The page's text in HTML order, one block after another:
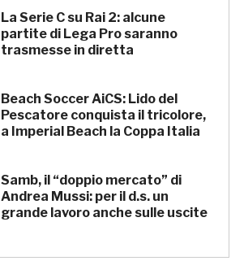
La Serie C su Rai 2: alcune
partite di Lega Pro saranno
trasmesse in diretta
Beach Soccer AiCS: Lido del
Pescatore conquista il tricolore,
a Imperial Beach la Coppa Italia
Samb, il “doppio mercato” di
Andrea Mussi: per il d.s. un
grande lavoro anche sulle uscite